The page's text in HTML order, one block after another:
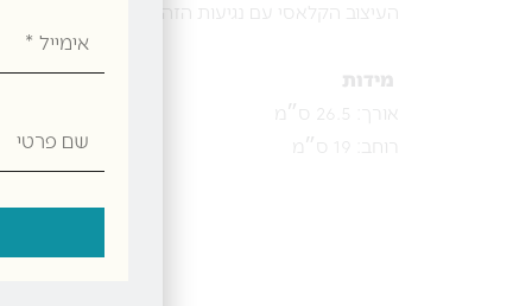
העיצוב הקלאסי עם נגיעות הזהב משתלב בקלות בכל
מידות
אורך: 26.5 ס״מ
רוחב: 19 ס״מ
פרטי